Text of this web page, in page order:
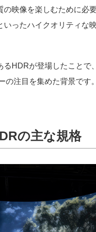
映像を楽しむために必
ったハイクオリティな
HDRが登場したことで
の注目を集めた背景です。
の主な規格